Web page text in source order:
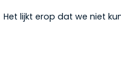
Het lijkt erop dat we niet